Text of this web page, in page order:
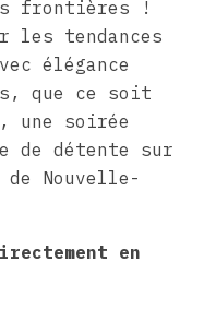
frontières !
les tendances
élégance
que ce soit
une soirée
de détente sur
Nouvelle-
en